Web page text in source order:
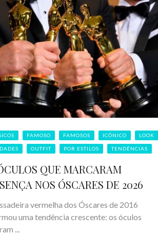
FAMOSO FAMOSOS ICÓNICO LOOK
OUTFIT POR ESTILOS TENDÊNCIAS
QUE MARCARAM
NOS ÓSCARES DE 2026
vermelha dos Óscares de 2016
uma tendência crescente: os óculos
...